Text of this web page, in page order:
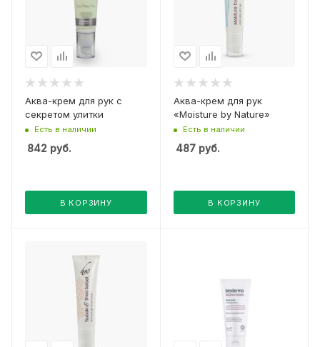
Аква-крем для рук с
секретом улитки
Есть в наличии
842 руб.
В КОРЗИНУ
Аква-крем для рук
«Moisture by Nature»
Есть в наличии
487руб.
В КОРЗИНУ